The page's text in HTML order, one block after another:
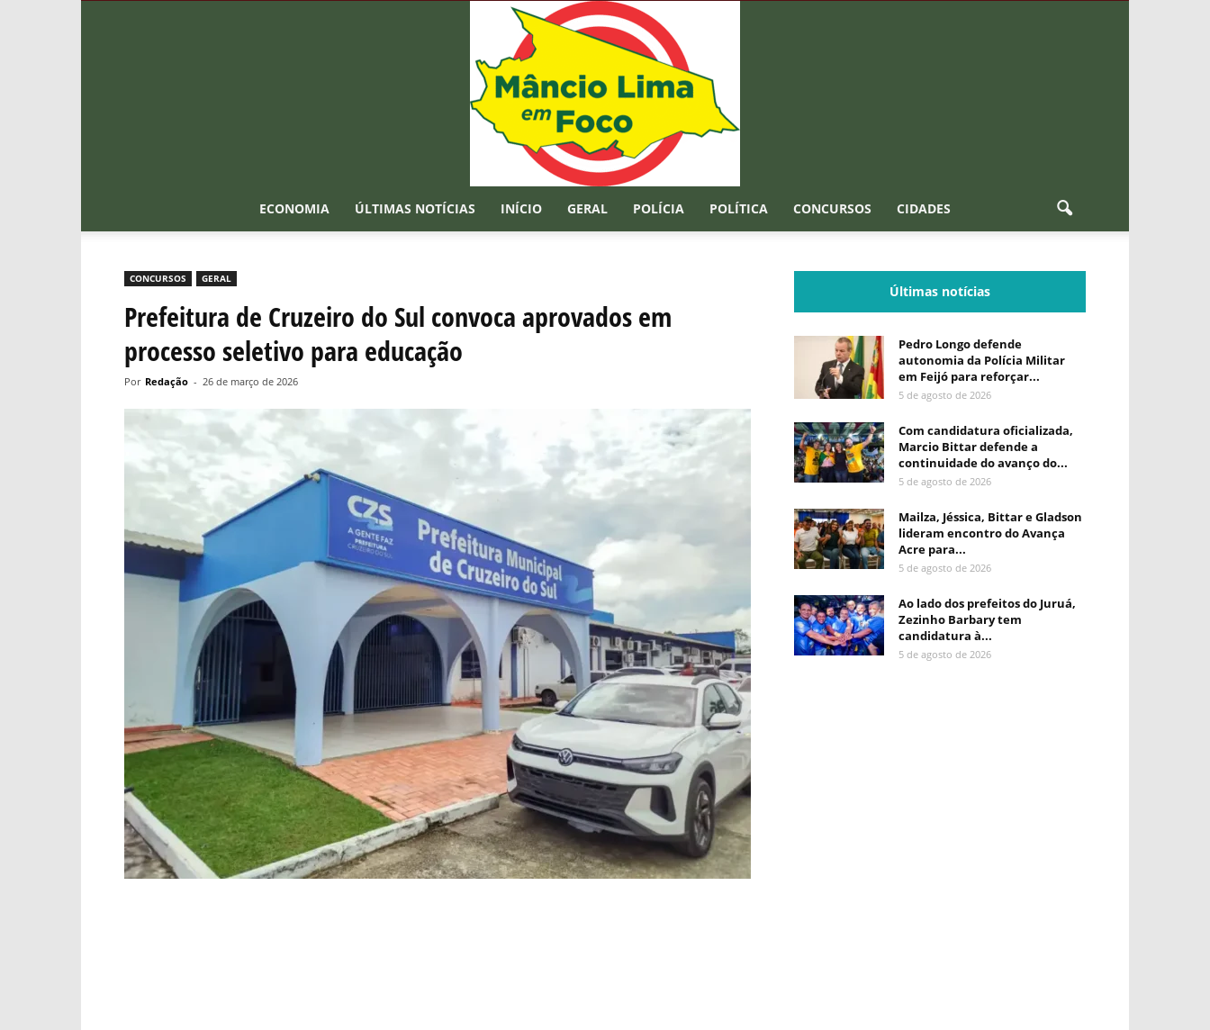
Em
ECONOMIA ÚLTIMAS NOTÍCIAS INÍCIO GERAL POLÍCIA POLÍTICA CONCURSOS CIDADES
CONCURSOS GERAL
Prefeitura de Cruzeiro do Sul convoca aprovados em
processo seletivo para educação
Por Redação - 26 de março de 2026
Últimas notícias
Pedro Longo defende
autonomia da Polícia Militar
em Feijó para reforçar...
5 de agosto de 2026
Com candidatura oficializada,
Marcio Bittar defende a
continuidade do avanço do...
5 de agosto de 2026
Mailza, Jéssica, Bittar e Gladson
lideram encontro do Avança
Acre para...
5 de agosto de 2026
Ao lado dos prefeitos do Juruá,
Zezinho Barbary tem
candidatura à...
5 de agosto de 2026